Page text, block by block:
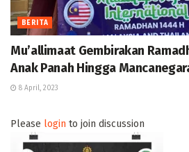
BERITA
Mu’allimaat Gembirakan
Anak Panah Hingga
8 April, 2023
Please login to join discussion